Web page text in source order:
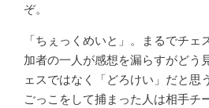
ぞ。
「ちぇっくめいと」。まるでチェ
加者の一人が感想を漏らすがどう
ェスではなく「どろけい」だと思
ごっこをして捕まった人は相手チ